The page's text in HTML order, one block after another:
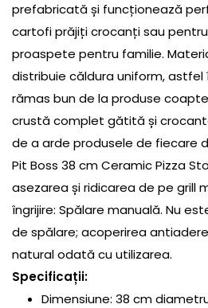
prefabricată și funcționează
cartofi prăjiți crocanți sau
proaspete pentru familie.
distribuie căldura uniform,
rămas bun de la produse
crustă complet gătită și
de a arde produsele de fiecare
Pit Boss 38 cm Ceramic Pizza
asezarea și ridicarea de pe grill
îngrijire: Spălare manuală. Nu
de spălare; acoperirea
natural odată cu utilizarea.
Specificații:
Dimensiune: 38 cm